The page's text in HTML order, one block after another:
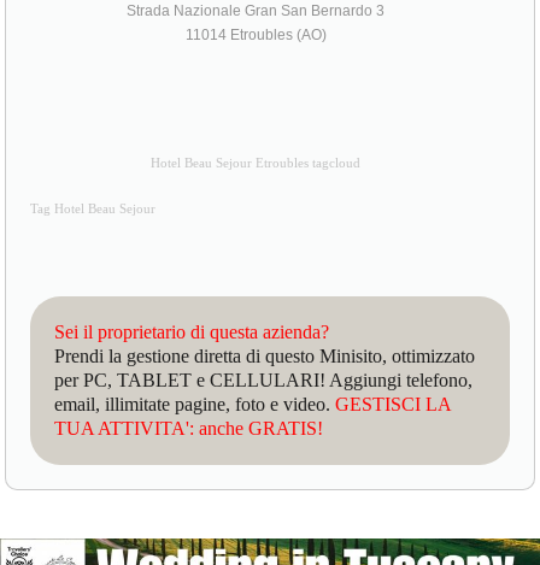
Strada Nazionale Gran San Bernardo 3
11014 Etroubles (AO)
Hotel Beau Sejour Etroubles tagcloud
Tag Hotel Beau Sejour
Sei il proprietario di questa azienda?
Prendi la gestione diretta di questo Minisito, ottimizzato
per PC, TABLET e CELLULARI! Aggiungi telefono,
email, illimitate pagine, foto e video.GESTISCI LA
TUA ATTIVITA': anche GRATIS!